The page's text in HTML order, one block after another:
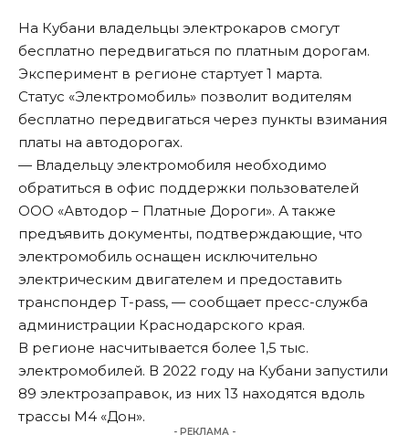
На Кубани владельцы электрокаров смогут
бесплатно передвигаться по платным дорогам.
Эксперимент в регионе стартует 1 марта.
Статус «Электромобиль» позволит водителям
бесплатно передвигаться через пункты взимания
платы на автодорогах.
— Владельцу электромобиля необходимо
обратиться в офис поддержки пользователей
ООО «Автодор – Платные Дороги». А также
предъявить документы, подтверждающие, что
электромобиль оснащен исключительно
электрическим двигателем и предоставить
транспондер T-pass, — сообщает пресс-служба
администрации Краснодарского края.
В регионе насчитывается более 1,5 тыс.
электромобилей. В 2022 году на Кубани запустили
89 электрозаправок, из них 13 находятся вдоль
трассы М4 «Дон».
- РЕКЛАМА -